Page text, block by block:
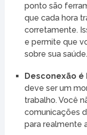
ponto são
que cada hora
corretamente.
e permite que
sobre sua saúde.
Desconexão é
deve ser um
trabalho. Você
comunicações
para realmente